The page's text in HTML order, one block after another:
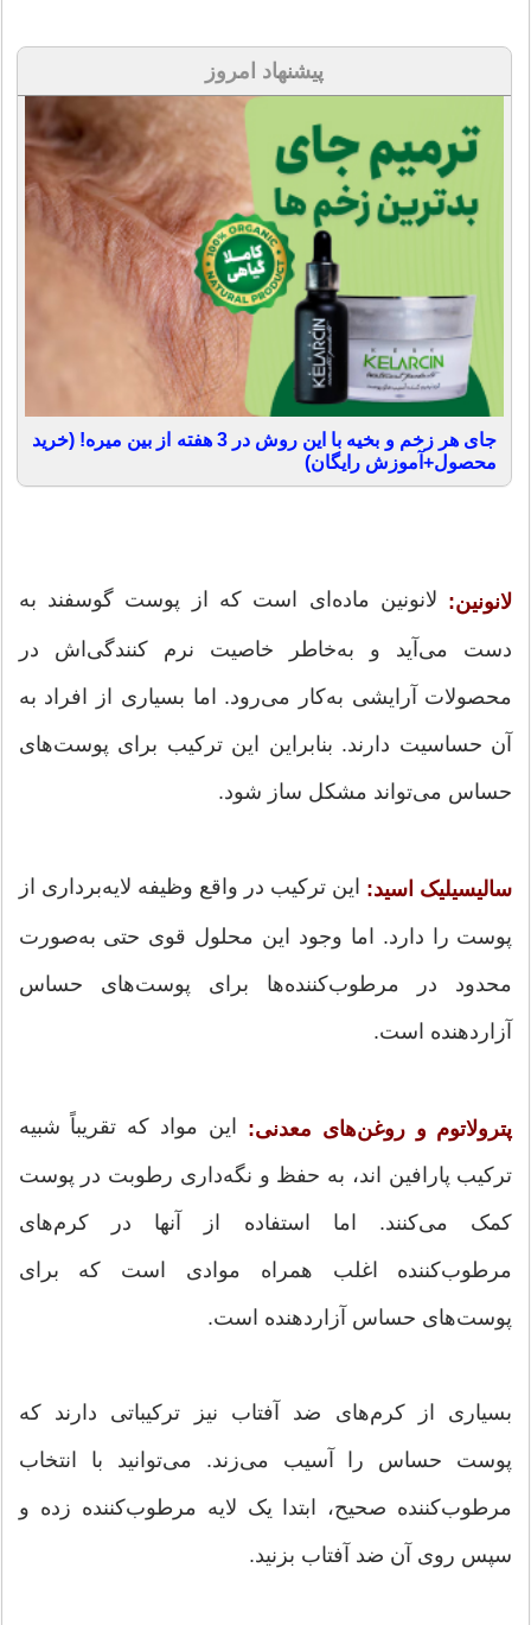
پیشنهاد امروز
جای هر زخم و بخیه با این روش در 3 هفته از بین میره! (خرید
محصول+آموزش رایگان)
لانونین: لانونین ماده‌ای است که از پوست گوسفند به
دست می‌آید و به‌خاطر خاصیت نرم کنندگی‌اش در
محصولات آرایشی به‌کار می‌رود. اما بسیاری از افراد به
آن حساسیت دارند. بنابراین این ترکیب برای پوست‌های
حساس می‌تواند مشکل ساز شود.
سالیسیلیک اسید: این ترکیب در واقع وظیفه لایه‌برداری از
پوست را دارد. اما وجود این محلول قوی حتی به‌صورت
محدود در مرطوب‌کننده‌ها برای پوست‌های حساس
آزاردهنده است.
پترولاتوم و روغن‌های معدنی: این مواد که تقریباً شبیه
ترکیب پارافین اند، به حفظ و نگه‌داری رطوبت در پوست
کمک می‌کنند. اما استفاده از آنها در کرم‌های
مرطوب‌کننده اغلب همراه موادی است که برای
پوست‌های حساس آزاردهنده است.
بسیاری از کرم‌های ضد آفتاب نیز ترکیباتی دارند که
پوست حساس را آسیب می‌زند. می‌توانید با انتخاب
مرطوب‌کننده صحیح، ابتدا یک لایه مرطوب‌کننده زده و
سپس روی آن ضد آفتاب بزنید.